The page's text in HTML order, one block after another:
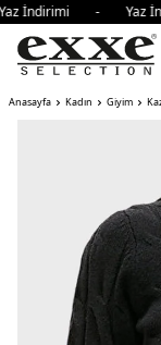
İndirimi -
Anasayfa Kadın Giyim